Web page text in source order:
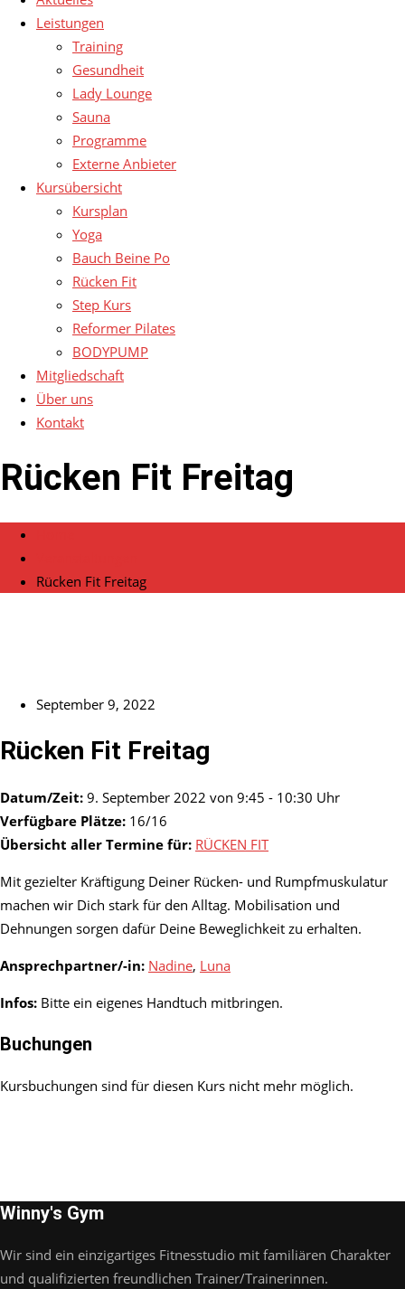
Leistungen
Training
Gesundheit
Lady Lounge
Sauna
Programme
Externe Anbieter
Kursübersicht
Kursplan
Yoga
Bauch Beine Po
Rücken Fit
Step Kurs
Reformer Pilates
BODYPUMP
Mitgliedschaft
Über uns
Kontakt
Rücken Fit Freitag
Rücken Fit Freitag
September 9, 2022
Rücken Fit Freitag
Datum/Zeit: 9. September 2022 von 9:45 - 10:30 Uhr
Verfügbare Plätze: 16/16
Übersicht aller Termine für: RÜCKEN FIT
Mit gezielter Kräftigung Deiner Rücken- und Rumpfmuskulatur
machen wir Dich stark für den Alltag. Mobilisation und
Dehnungen sorgen dafür Deine Beweglichkeit zu erhalten.
Ansprechpartner/-in: Nadine, Luna
Infos: Bitte ein eigenes Handtuch mitbringen.
Buchungen
Kursbuchungen sind für diesen Kurs nicht mehr möglich.
Winny's Gym
Wir sind ein einzigartiges Fitnesstudio mit familiären Charakter
und qualifizierten freundlichen Trainer/Trainerinnen.